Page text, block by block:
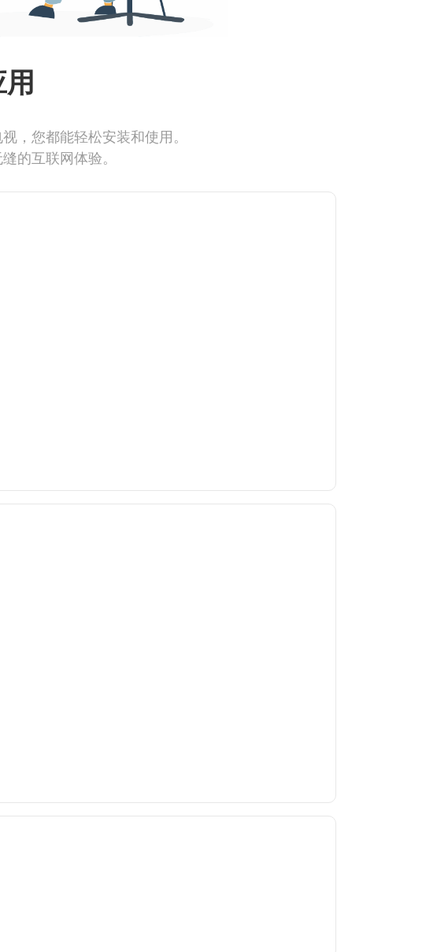
，您都能轻松安装和使用。
的互联网体验。